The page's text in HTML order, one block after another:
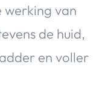
werking van
de huid,
en voller